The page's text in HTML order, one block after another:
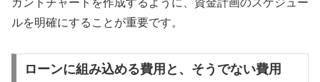
ルを明確にすることが重要です。
ローンに組み込める費用と、そうでない費用